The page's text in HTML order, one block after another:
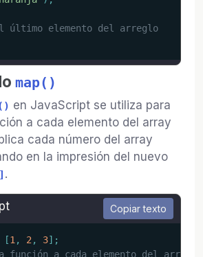
elemento del arreglo
map()
en JavaScript se utiliza para
a cada elemento del array
cada número del array
en la impresión del nuevo
.
Copiar texto
[1 , 2 , 3] ;
a cada elemento del arreglo